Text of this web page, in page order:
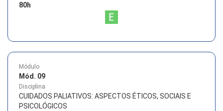
80h
Módulo
Mód. 09
Disciplina
CUIDADOS PALIATIVOS: ASPECTOS ÉTICOS, SOCIAIS E
PSICOLÓGICOS